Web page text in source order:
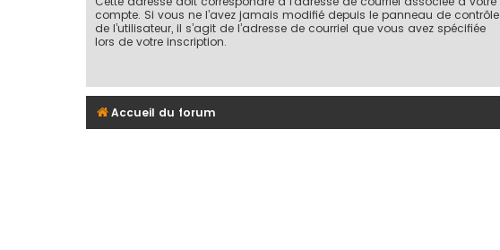
compte. Si vous ne l’avez jamais modifié depuis le panneau de contrôle
de l’utilisateur, il s’agit de l’adresse de courriel que vous avez spécifiée
lors de votre inscription.
Accueil du forum